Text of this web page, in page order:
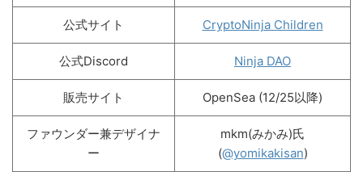
公式サイト CryptoNinja Children
公式Discord Ninja DAO
販売サイト OpenSea (12/25以降)
ファウンダー兼デザイナ
ー
mkm(みかみ)氏
(@yomikakisan)